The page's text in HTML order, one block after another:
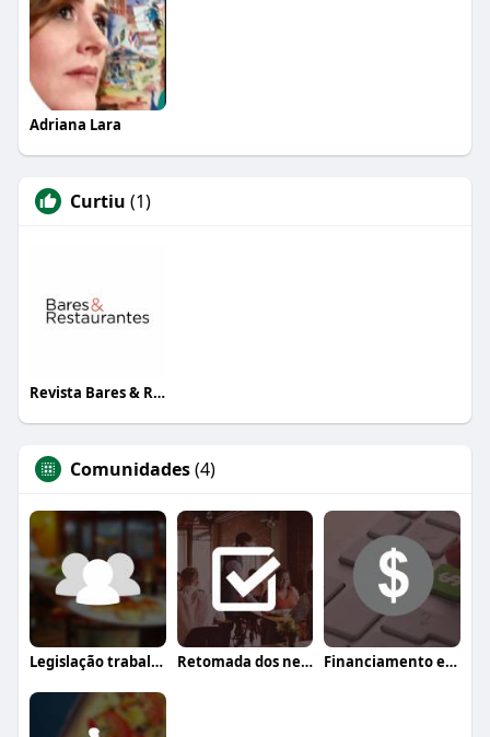
Adriana Lara
Curtiu (1)
Revista Bares & Restaurantes
Comunidades(4)
Legislação trabalhista Retomada dos negócios Financiamento e crédito